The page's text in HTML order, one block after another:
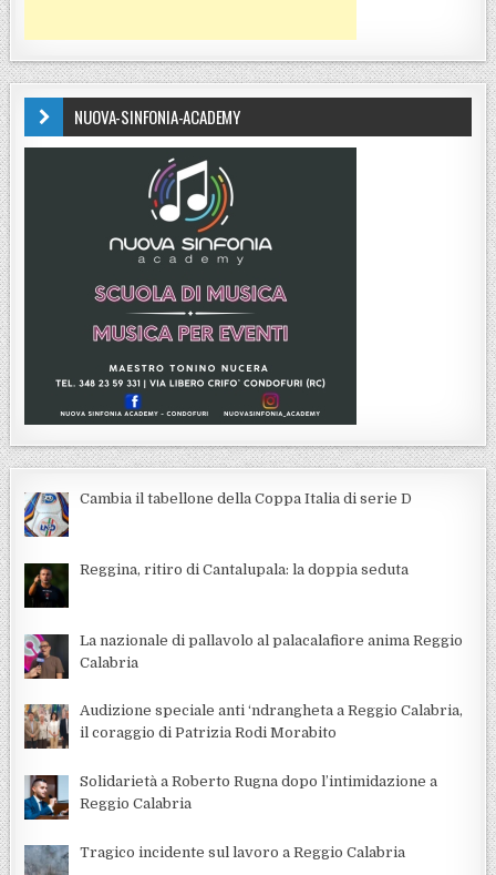
NUOVA-SINFONIA-ACADEMY
Cambia il tabellone della Coppa Italia di serie D
Reggina, ritiro di Cantalupala: la doppia seduta
La nazionale di pallavolo al palacalafiore anima Reggio
Calabria
Audizione speciale anti ‘ndrangheta a Reggio Calabria,
il coraggio di Patrizia Rodi Morabito
Solidarietà a Roberto Rugna dopo l’intimidazione a
Reggio Calabria
Tragico incidente sul lavoro a Reggio Calabria